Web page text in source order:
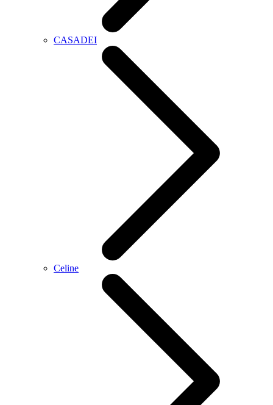
CASADEI
Celine